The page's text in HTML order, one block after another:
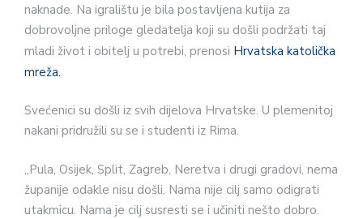
naknade. Na igralištu je bila postavljena kutija za
dobrovoljne priloge gledatelja koji su došli podržati taj
mladi život i obitelj u potrebi, prenosi Hrvatska katolička
mreža.
Svećenici su došli iz svih dijelova Hrvatske. U plemenitoj
nakani pridružili su se i studenti iz Rima.
„Pula, Osijek, Split, Zagreb, Neretva i drugi gradovi, nema
županije odakle nisu došli. Nama nije cilj samo odigrati
utakmicu. Nama je cilj susresti se i učiniti nešto dobro.